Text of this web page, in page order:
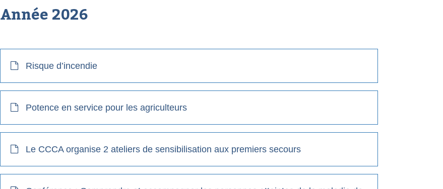
Année2026
Risque d’incendie
Potence en service pour les agriculteurs
Le CCCA organise 2 ateliers de sensibilisation aux premiers secours